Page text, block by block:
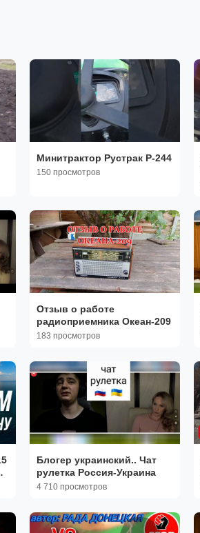
Минитрактор Рустрак Р-244
150 просмотров
Отзыв о работе
радиоприемника Океан-209
183 просмотров
Блогер украинский.. Чат
рулетка Россия-Украина
4 710 просмотров